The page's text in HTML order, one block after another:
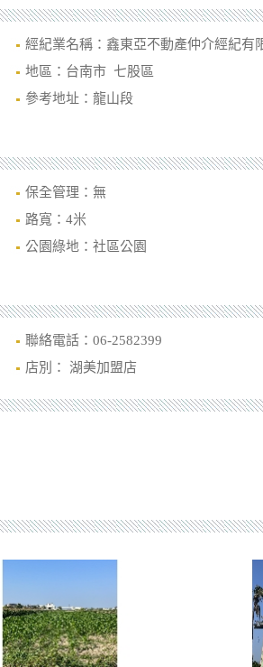
經紀業名稱：鑫東亞不動產仲介經紀有
地區：台南市 七股區
參考地址：龍山段
保全管理：無
路寬：4米
公園綠地：社區公園
聯絡電話：06-2582399
店別： 湖美加盟店